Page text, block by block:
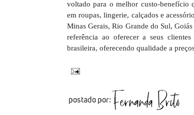
voltado para o melhor custo-benefício
em roupas, lingerie, calçados e
Minas Gerais, Rio Grande do Sul,
referência ao oferecer a seus
brasileira, oferecendo qualidade a